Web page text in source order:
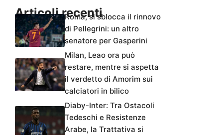
Articoli recentiRoma, si sblocca il rinnovo
di Pellegrini: un altro
senatore per Gasperini
Milan, Leao ora può
restare, mentre si aspetta
il verdetto di Amorim sui
calciatori in bilico
Diaby-Inter: Tra Ostacoli
Tedeschi e Resistenze
Arabe, la Trattativa si